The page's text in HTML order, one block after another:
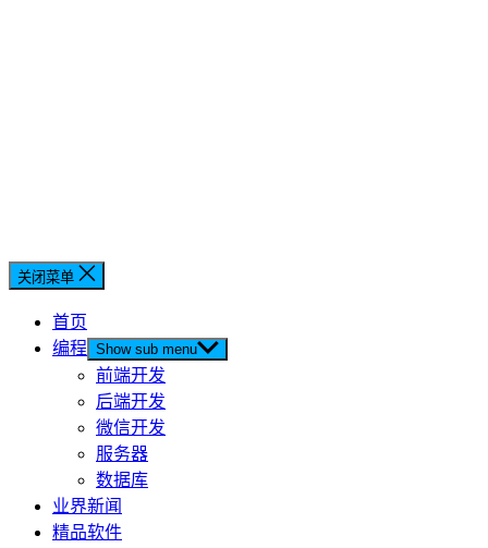
关闭菜单
首页
编程 Show sub menu
前端开发
后端开发
微信开发
服务器
数据库
业界新闻
精品软件